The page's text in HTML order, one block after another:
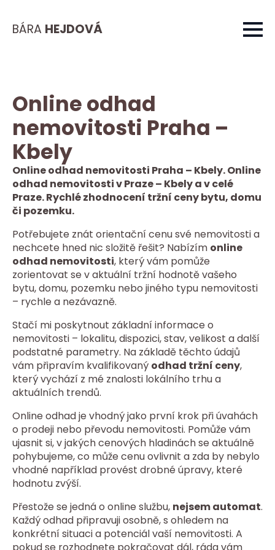
BÁRA HEJDOVÁ
Online odhad
nemovitosti Praha –
Kbely
Online odhad nemovitosti Praha – Kbely. Online
odhad nemovitosti v Praze – Kbely a v celé
Praze. Rychlé zhodnocení tržní ceny bytu, domu
či pozemku.
Potřebujete znát orientační cenu své nemovitosti a
nechcete hned nic složitě řešit? Nabízím online
odhad nemovitosti, který vám pomůže
zorientovat se v aktuální tržní hodnotě vašeho
bytu, domu, pozemku nebo jiného typu nemovitosti
– rychle a nezávazně.
Stačí mi poskytnout základní informace o
nemovitosti – lokalitu, dispozici, stav, velikost a další
podstatné parametry. Na základě těchto údajů
vám připravím kvalifikovaný odhad tržní ceny,
který vychází z mé znalosti lokálního trhu a
aktuálních trendů.
Online odhad je vhodný jako první krok při úvahách
o prodeji nebo převodu nemovitosti. Pomůže vám
ujasnit si, v jakých cenových hladinách se aktuálně
pohybujeme, co může cenu ovlivnit a zda by nebylo
vhodné například provést drobné úpravy, které
hodnotu zvýší.
Přestože se jedná o online službu, nejsem automat.
Každý odhad připravuji osobně, s ohledem na
konkrétní situaci a potenciál vaší nemovitosti. A